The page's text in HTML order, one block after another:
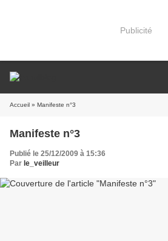
Publicité
Accueil » Manifeste n°3
Manifeste n°3
Publié le 25/12/2009 à 15:36
Par le_veilleur